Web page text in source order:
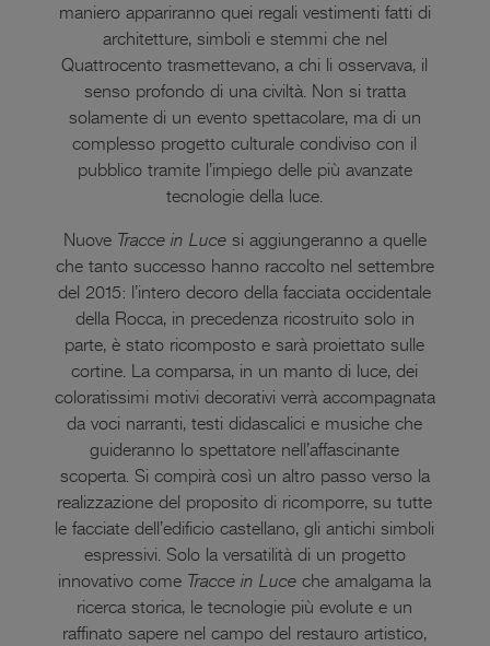
maniero appariranno quei regali vestimenti fatti di
architetture, simboli e stemmi che nel
Quattrocento trasmettevano, a chi li osservava, il
senso profondo di una civiltà. Non si tratta
solamente di un evento spettacolare, ma di un
complesso progetto culturale condiviso con il
pubblico tramite l’impiego delle più avanzate
tecnologie della luce.
Nuove Tracce in Lucesi aggiungeranno a quelle
che tanto successo hanno raccolto nel settembre
del 2015: l’intero decoro della facciata occidentale
della Rocca, in precedenza ricostruito solo in
parte, è stato ricomposto e sarà proiettato sulle
cortine. La comparsa, in un manto di luce, dei
coloratissimi motivi decorativi verrà accompagnata
da voci narranti, testi didascalici e musiche che
guideranno lo spettatore nell’affascinante
scoperta. Si compirà così un altro passo verso la
realizzazione del proposito di ricomporre, su tutte
le facciate dell’edificio castellano, gli antichi simboli
espressivi. Solo la versatilità di un progetto
innovativo come Tracce in Luce che amalgama la
ricerca storica, le tecnologie più evolute e un
raffinato sapere nel campo del restauro artistico,